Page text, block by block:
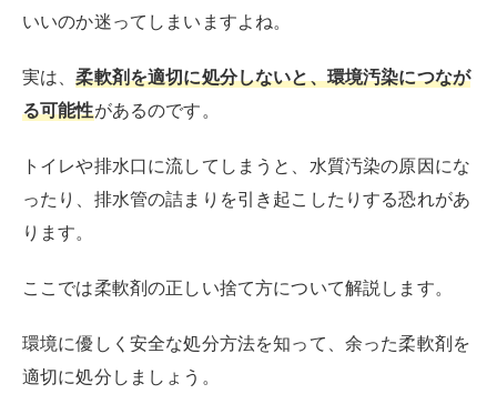
いいのか迷ってしまいますよね。
実は、柔軟剤を適切に処分しないと、環境汚染につなが
る可能性があるのです。
トイレや排水口に流してしまうと、水質汚染の原因にな
ったり、排水管の詰まりを引き起こしたりする恐れがあ
ります。
ここでは柔軟剤の正しい捨て方について解説します。
環境に優しく安全な処分方法を知って、余った柔軟剤を
適切に処分しましょう。